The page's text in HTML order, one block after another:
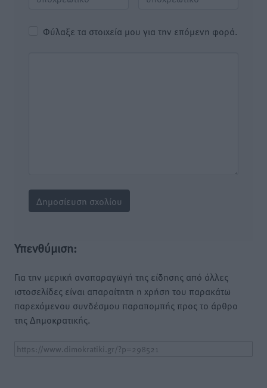
Φύλαξε τα στοιχεία μου για την επόμενη φορά.
Υπενθύμιση:
Για την μερική αναπαραγωγή της είδησης από άλλες
ιστοσελίδες είναι απαραίτητη η χρήση του παρακάτω
παρεχόμενου συνδέσμου παραπομπής προς το άρθρο
της Δημοκρατικής.